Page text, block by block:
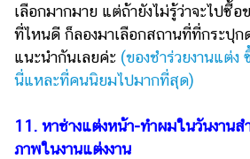
เลือกมากมาย แต่ถ้ายังไม่รู้ว่าจะไปซื้อ
ที่ไหนดี ก็ลองมาเลือกสถานที่ที่กระปุ
แนะนำกันเลยค่ะ (ของชําร่วยงานแต่
นี่แหละที่คนนิยมไปมากที่สุด)
11. หาช่างแต่งหน้า-ทำผมในวันงานส
ภาพในงานแต่งงาน